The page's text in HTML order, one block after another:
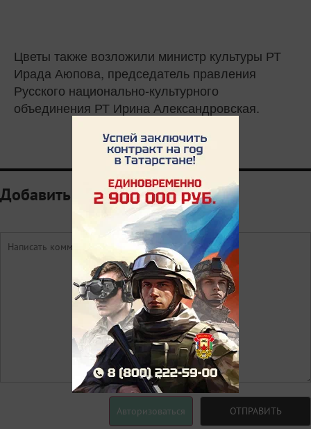
Цветы также возложили министр культуры РТ
Ирада Аюпова, председатель правления
Русского национально-культурного
объединения РТ Ирина Александровская.
Добавить комментарий
Авторизоваться ОТПРАВИТЬ